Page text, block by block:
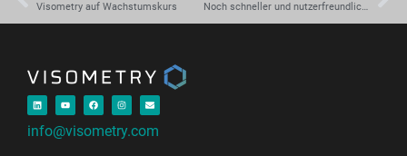
Visometry auf Wachstumskurs Noch schneller und nutzerfreundlicher: Visometry präsentiert Twyn 2.2
info@visometry.com